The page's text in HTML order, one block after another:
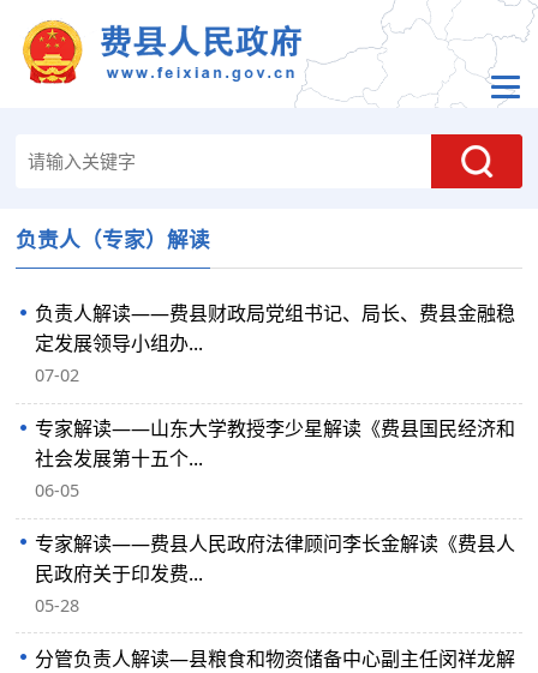
负责人（专家）解读
负责人解读——费县财政局党组书记、局长、费县金融稳
定发展领导小组办...
07-02
专家解读——山东大学教授李少星解读《费县国民经济和
社会发展第十五个...
06-05
专家解读——费县人民政府法律顾问李长金解读《费县人
民政府关于印发费...
05-28
分管负责人解读—县粮食和物资储备中心副主任闵祥龙解